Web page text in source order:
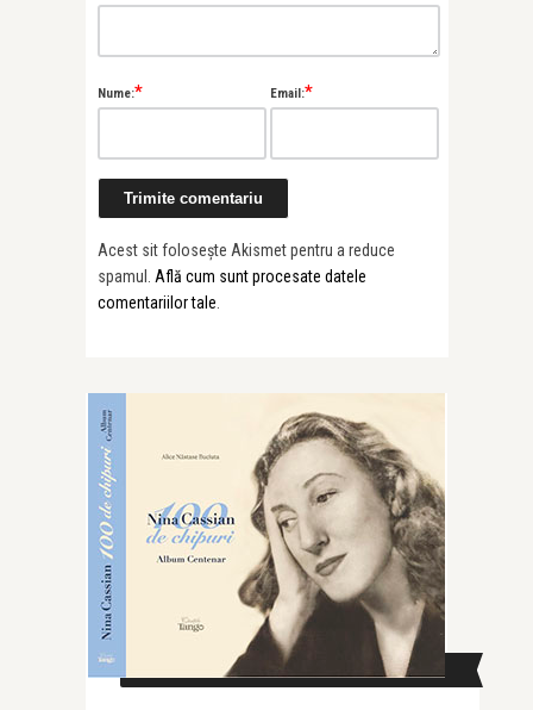
Nume:* Email:*
Acest sit folosește Akismet pentru a reduce
spamul. Află cum sunt procesate datele
comentariilor tale.
CAUTĂ ÎN SITE